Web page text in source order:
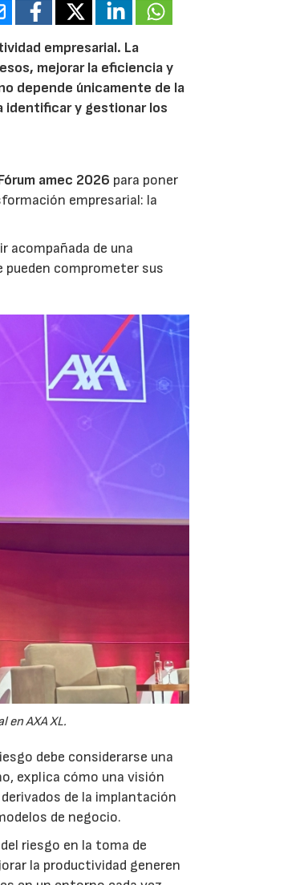
empresarial. La
mejorar la eficiencia y
depende únicamente de la
identificar y gestionar los
amec 2026 para poner
empresarial: la
acompañada de una
comprometer sus
en AXA XL.
debe considerarse una
explica cómo una visión
de la implantación
de negocio.
riesgo en la toma de
la productividad generen